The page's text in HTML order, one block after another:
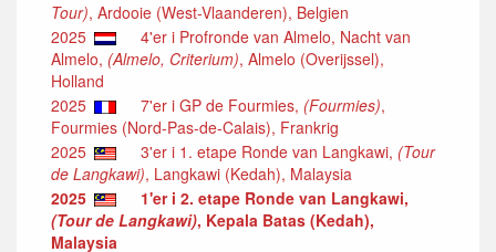
Tour), Ardooie (West-Vlaanderen), Belgien
2025
4'er i Profronde van Almelo, Nacht van
Almelo, (Almelo, Criterium), Almelo (Overijssel),
Holland
2025
7'er i GP de Fourmies, (Fourmies),
Fourmies (Nord-Pas-de-Calais), Frankrig
2025
3'er i 1. etape Ronde van Langkawi, (Tour
de Langkawi), Langkawi (Kedah), Malaysia
2025
1'er i 2. etape Ronde van Langkawi,
(Tour de Langkawi), Kepala Batas (Kedah),
Malaysia